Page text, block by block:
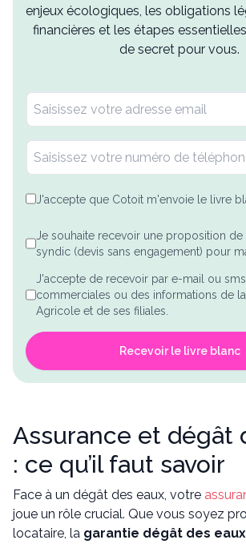
enjeux écologiques, les obligations
financières et les étapes
de secret pour vous.
J'accepte que Cotoit m'envoie le livre
Je souhaite recevoir une proposition
syndic (devis sans engagement) pour
J'accepte de recevoir par e-mail ou
commerciales ou des informations de
Agricole et de ses filiales.
Recevoir le livre blanc
Assurance et dégât
: ce qu’il faut savoir
Face à un dégât des eaux, votre
joue un rôle crucial. Que vous soyez
locataire, la garantie dégât des eaux